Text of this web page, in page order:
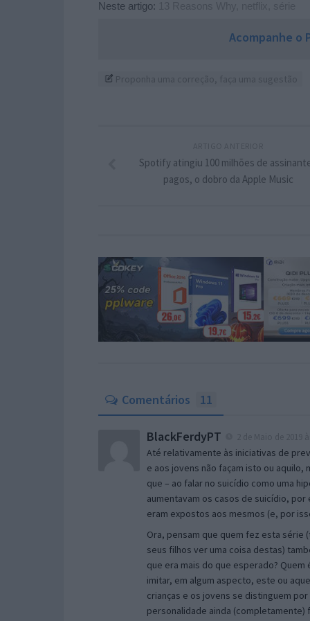
Neste artigo:
Acompanhe o
Spotify atingiu 100 milhões de
pagos, o dobro da Apple Music
Comentários 11
BlackFerdyPT
Até relativamente às iniciativas de
e aos jovens não façam isto ou
que – ao falar no suicídio como uma
aumentavam os casos de suicídio,
eram expostos aos mesmos (e, por
Ora, pensam que quem fez esta série
seus filhos ver uma coisa destas)
que era mais do que esperado?
imitar, em algum aspecto, este ou
crianças e os jovens se distinguem
personalidade ainda (completamente)